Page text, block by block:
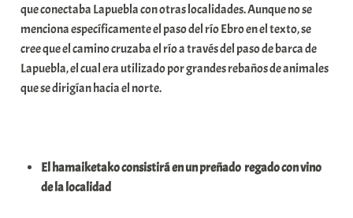
que conectaba Lapuebla con otras localidades. Aunque no se
menciona específicamente el paso del río Ebro en el texto, se
cree que el camino cruzaba el río a través del paso de barca de
Lapuebla, el cual era utilizado por grandes rebaños de animales
que se dirigían hacia el norte.
El hamaiketako consistirá en un preñado regado con vino
de la localidad